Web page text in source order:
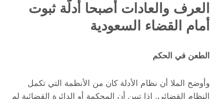
العرف والعادات أصبحا أدلّة ثبوت
أمام القضاء السعودية
الطعن في الحكم
وأوضح الملا أن نظام الأدلة كان من الأنظمة التي تكمل
النظام القضائي. إذا تبين أن المحكمة أو الدائرة القضائية لم